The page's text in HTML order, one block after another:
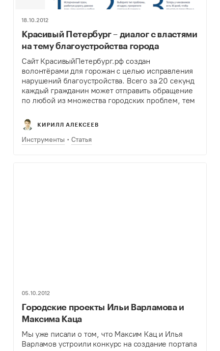
18.10.2012
Красивый Петербург – диалог с властями
на тему благоустройства города
Сайт КрасивыйПетербург.рф создан
волонтёрами для горожан с целью исправления
нарушений благоустройства. Всего за 20 секунд
каждый гражданин может отправить обращение
по любой из множества городских проблем, тем
инициативу по улучшению городской среды.
КИРИЛЛ АЛЕКСЕЕВ
Инструменты Статья
05.10.2012
Городские проекты Ильи Варламова и
Максима Каца
Мы уже писали о том, что Максим Кац и Илья
Варламов устроили конкурс на создание портала